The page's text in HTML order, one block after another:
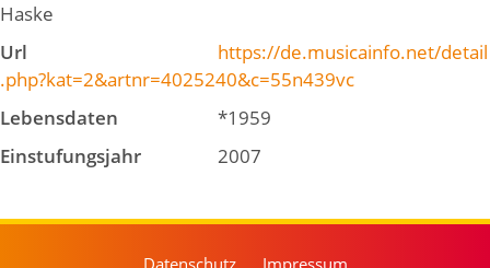
Haske
Url
https://de.musicainfo.net/detail
.php?kat=2&artnr=4025240&c=55n439vc
Lebensdaten
*1959
Einstufungsjahr
2007
Datenschutz Impressum